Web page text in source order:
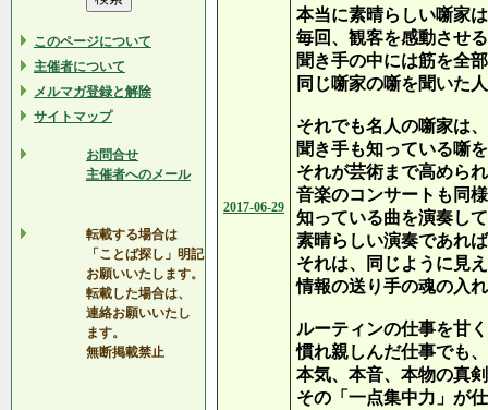
このページについて
主催者について
メルマガ登録と解除
サイトマップ
お問合せ
主催者へのメール
転載する場合は
「ことば探し」明記
お願いいたします。
転載した場合は、
連絡お願いいたし
ます。
無断掲載禁止
2017-06-29
本当に素晴らしい噺家
毎回、観客を感動させ
聞き手の中には筋を全
同じ噺家の噺を聞いた
それでも名人の噺家は、
聞き手も知っている噺
それが芸術まで高めら
音楽のコンサートも同
知っている曲を演奏し
素晴らしい演奏であれ
それは、同じように見
情報の送り手の魂の入
ルーティンの仕事を甘
慣れ親しんだ仕事でも
本気、本音、本物の真
その「一点集中力」が